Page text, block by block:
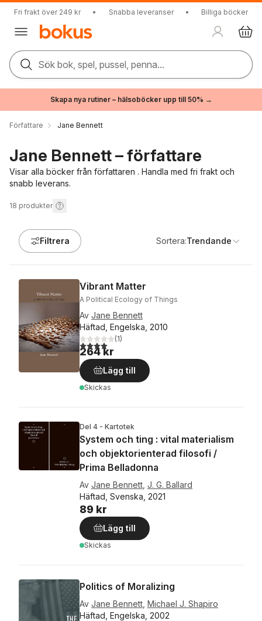
Fri frakt över 249 kr • Snabba leveranser • Billiga böcker
Sök bok, spel, pussel, penna...
Skapa nya rutiner – hälsoböcker upp till 50% →
Författare Jane Bennett
Jane Bennett – författare
Visar alla böcker från författaren . Handla med fri frakt och
snabb leverans.
18 produkter
Filtrera Sortera:Trendande
Vibrant Matter
A Political Ecology of Things
Av Jane Bennett
Häftad, Engelska, 2010
4,0utav 5 stjärnor. Totalt antal röster:
(1)
264 kr
Lägg till
Skickas
Del 4 - Kartotek
System och ting : vital materialism
och objektorienterad filosofi /
Prima Belladonna
Av Jane Bennett J. G. Ballard
Häftad, Svenska, 2021
89 kr
Lägg till
Skickas
Politics of Moralizing
Av Jane Bennett Michael J. Shapiro
Häftad, Engelska, 2002